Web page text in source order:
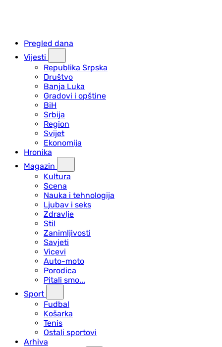
Pregled dana
Vijesti
Republika Srpska
Društvo
Banja Luka
Gradovi i opštine
BiH
Srbija
Region
Svijet
Ekonomija
Hronika
Magazin
Kultura
Scena
Nauka i tehnologija
Ljubav i seks
Zdravlje
Stil
Zanimljivosti
Savjeti
Vicevi
Auto-moto
Porodica
Pitali smo...
Sport
Fudbal
Košarka
Tenis
Ostali sportovi
Arhiva